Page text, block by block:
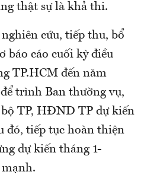
thật sự là khả thi.
cứu, tiếp thu, bổ
báo cáo cuối kỳ điều
TP.HCM đến năm
trình Ban thường vụ,
TP, HĐND TP dự kiến
đó, tiếp tục hoàn thiện
dự kiến tháng 1-